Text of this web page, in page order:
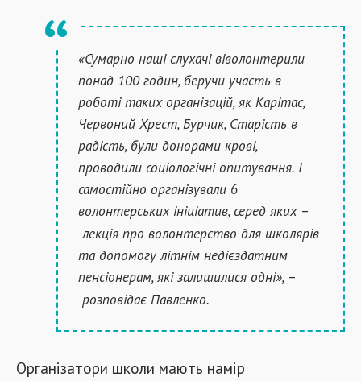
«Сумарно наші слухачі віволонтерили
понад 100 годин, беручи участь в
роботі таких організацій, як Карітас,
Червоний Хрест, Бурчик, Старість в
радість, були донорами крові,
проводили соціологічні опитування. І
самостійно організували 6
волонтерських ініціатив, серед яких –
лекція про волонтерство для школярів
та допомогу літнім недієздатним
пенсіонерам, які залишилися одні», –
розповідає Павленко.
Організатори школи мають намір